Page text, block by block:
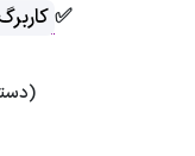
✅